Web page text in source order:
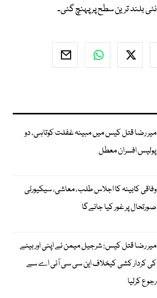
میر رضا قتل کیس میں مبینہ غفلت کوتاہی، دو
پولیس افسران معطل
وفاقی کابینہ کا اجلاس طلب، معاشی، سیکیورٹی
صورتحال پر غور کیا جائےگا
میر رضا قتل کیس: شرجیل میمن نے اپنی اور بیٹے
کی کردار کشی کیخلاف این سی سی آئی اے سے
رجوع کرلیا